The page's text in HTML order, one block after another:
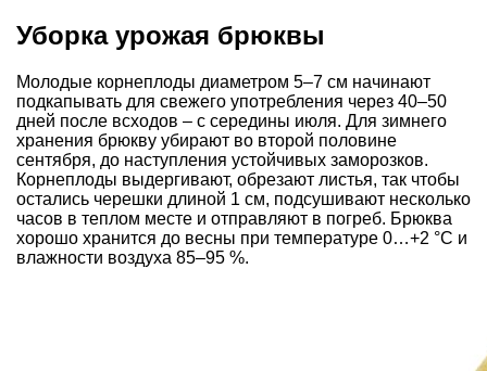
Уборка урожая брюквы
Молодые корнеплоды диаметром 5–7 см начинают
подкапывать для свежего употребления через 40–50
дней после всходов – с середины июля. Для зимнего
хранения брюкву убирают во второй половине
сентября, до наступления устойчивых заморозков.
Корнеплоды выдергивают, обрезают листья, так чтобы
остались черешки длиной 1 см, подсушивают несколько
часов в теплом месте и отправляют в погреб. Брюква
хорошо хранится до весны при температуре 0…+2 °С и
влажности воздуха 85–95 %.